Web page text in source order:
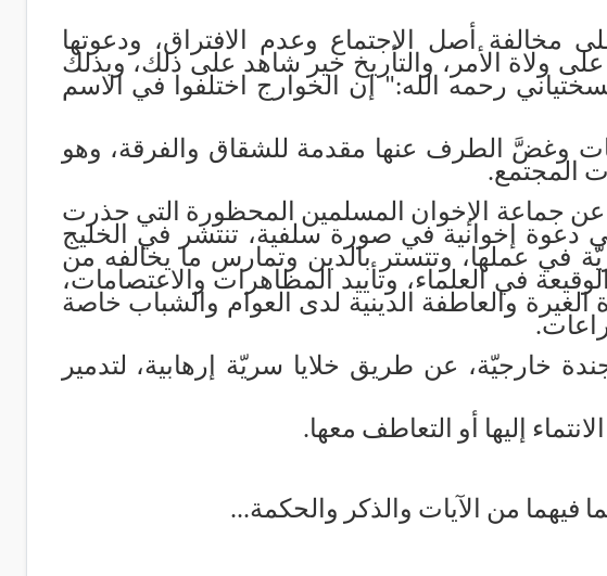
مخالفة أصل الاجتماع وعدم الافتراق، ودعوتها
ولاة الأمر، والتأريخ خير شاهد على ذلك، وبذلك
رحمه الله:" إن الخوارج اختلفوا في الاسم
وغضَّ الطرف عنها مقدمة للشقاق والفرقة، وهو
المجتمع.
جماعة الإخوان المسلمين المحظورة التي حذرت
دعوة إخوانية في صورة سلفية، تنتشر في الخليج
في عملها، وتتستر بالدين وتمارس ما يخالفه من
في العلماء، وتأييد المظاهرات والاعتصامات،
والعاطفة الدينية لدى العوام والشباب خاصة
خارجيّة، عن طريق خلايا سريّة إرهابية، لتدمير
إليها أو التعاطف معها.
فيهما من الآيات والذكر والحكمة...